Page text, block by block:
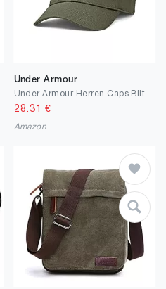
Under Armour
28.31 €
Amazon